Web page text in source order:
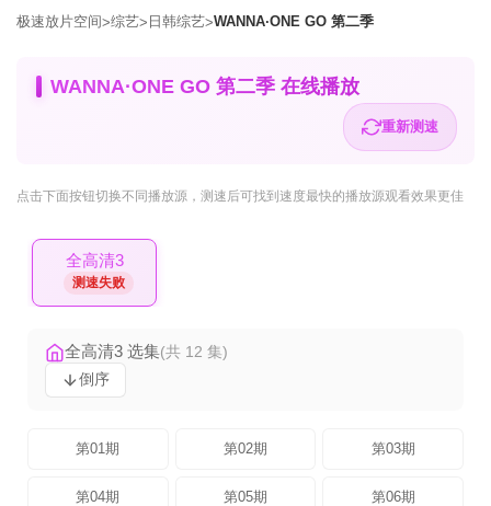
极速放片空间>综艺> 日韩综艺>WANNA·ONE GO 第二季
WANNA·ONE GO 第二季 在线播放
重新测速
点击下面按钮切换不同播放源 ，测速后可找到速度最快的播放源观看效果更佳
全高清3
测速失败
全高清3 选集(共 12 集)
倒序
第01期 第02期 第03期
第04期 第05期 第06期